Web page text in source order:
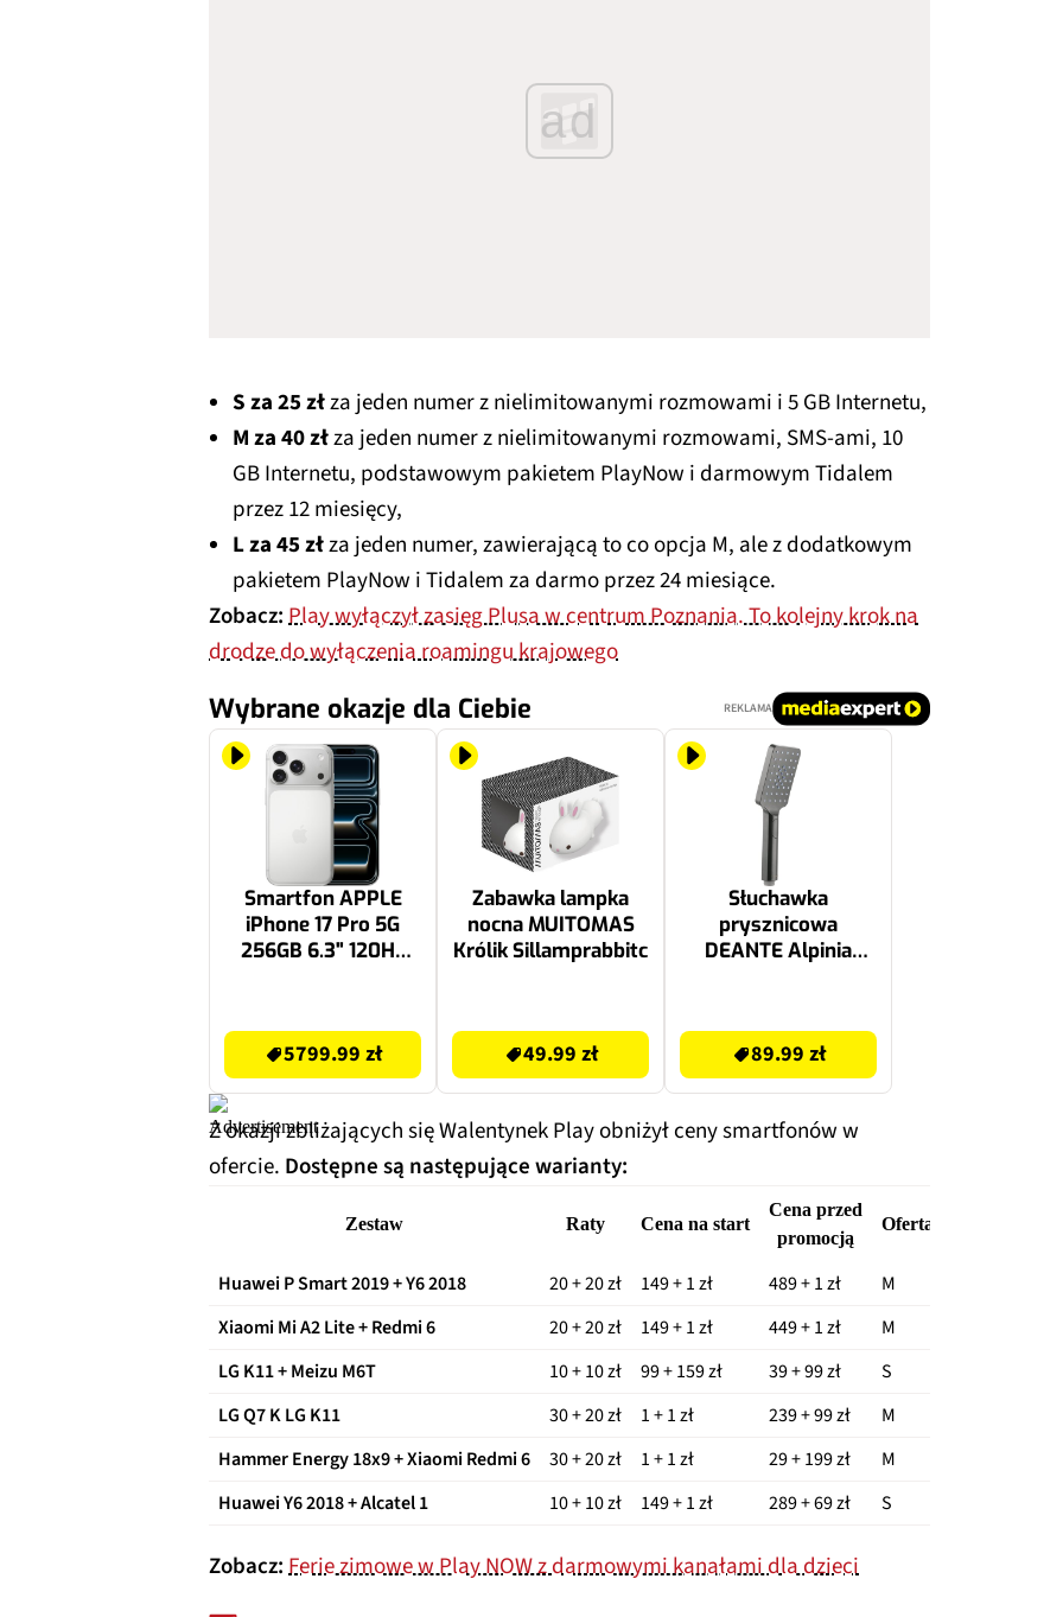
ad
S za 25 złza jeden numer z nielimitowanymi rozmowami i 5 GB Internetu,
M za 40 złza jeden numer z nielimitowanymi rozmowami, SMS-ami, 10
GB Internetu, podstawowym pakietem PlayNow i darmowym Tidalem
przez 12 miesięcy,
L za 45 złza jeden numer, zawierającą to co opcja M, ale z dodatkowym
pakietem PlayNow i Tidalem za darmo przez 24 miesiące.
Zobacz:Play wyłączył zasięg Plusa w centrum Poznania. To kolejny krok na
drodze do wyłączenia roamingu krajowego
Wybrane okazje dla Ciebie REKLAMA
Smartfon APPLE
iPhone 17 Pro 5G
256GB 6.3" 120Hz
5799.99 zł
Zabawka lampka
nocna MUITOMAS
Królik Sillamprabbitc
49.99 zł
Słuchawka
prysznicowa
DEANTE Alpinia
89.99 zł
Z okazji zbliżających się Walentynek Play obniżył ceny smartfonów w
ofercie. Dostępne są następujące warianty:
Zestaw Raty Cena na start
Cena przed
promocją
Oferta
Huawei P Smart 2019 + Y6 2018 20 + 20 zł 149 + 1 zł 489 + 1 zł M
Xiaomi Mi A2 Lite + Redmi 6
20 + 20 zł 149 + 1 zł 449 + 1 zł M
LG K11 + Meizu M6T
10 + 10 zł 99 + 159 zł 39 + 99 zł S
LG Q7 K LG K11
30 + 20 zł 1 + 1 zł 239 + 99 zł M
Hammer Energy 18x9 + Xiaomi Redmi 6
30 + 20 zł 1 + 1 zł 29 + 199 zł M
Huawei Y6 2018 + Alcatel 1
10 + 10 zł 149 + 1 zł 289 + 69 zł S
Zobacz:Ferie zimowe w Play NOW z darmowymi kanałami dla dzieci